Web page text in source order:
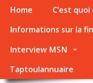
Home C’est quoi
Informations sur la
Interview MSN
Taptoulannuaire